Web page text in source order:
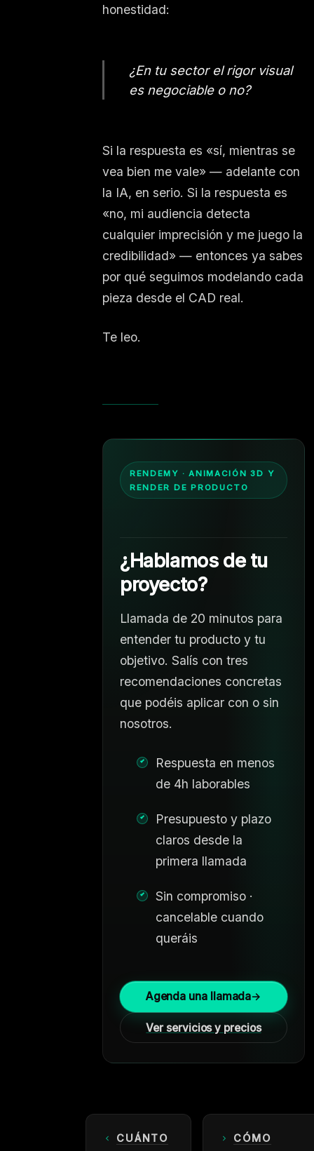
honestidad:
¿En tu sector el rigor visual
es negociable o no?
Si la respuesta es «sí, mientras se
vea bien me vale» — adelante con
la IA, en serio. Si la respuesta es
«no, mi audiencia detecta
cualquier imprecisión y me juego la
credibilidad» — entonces ya sabes
por qué seguimos modelando cada
pieza desde el CAD real.
Te leo.
RENDEMY · ANIMACIÓN 3D Y
RENDER DE PRODUCTO
¿Hablamos de tu
proyecto?
Llamada de 20 minutos para
entender tu producto y tu
objetivo. Salís con tres
recomendaciones concretas
que podéis aplicar con o sin
nosotros.
Respuesta en menos
de 4h laborables
Presupuesto y plazo
claros desde la
primera llamada
Sin compromiso ·
cancelable cuando
queráis
Agenda una llamada→
Ver servicios y precios
CUÁNTO
CÓMO